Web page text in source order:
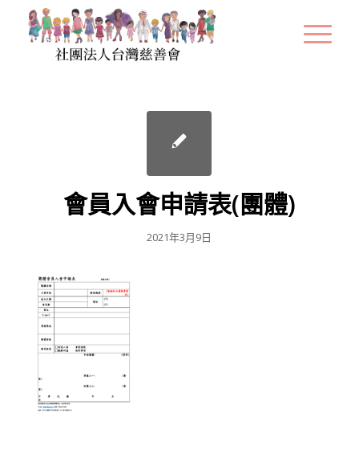
會員入會申請表(團體)
2021年3月9日